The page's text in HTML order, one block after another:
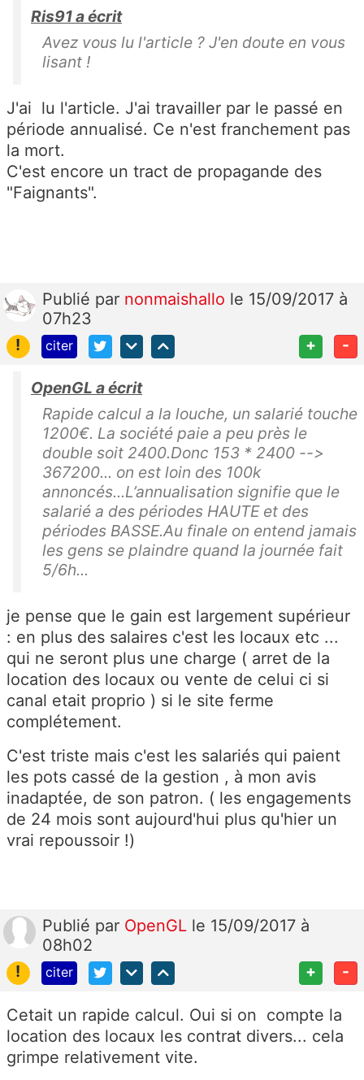
Ris91 a écrit
Avez vous lu l'article ? J'en doute en vous
lisant !
J'ai lu l'article. J'ai travailler par le passé en
période annualisé. Ce n'est franchement pas
la mort.
C'est encore un tract de propagande des
"Faignants".
Publié par nonmaishallo le 15/09/2017 à
07h23
!
citer + -
OpenGL a écrit
Rapide calcul a la louche, un salarié touche
1200€. La société paie a peu près le
double soit 2400.Donc 153 * 2400 -->
367200... on est loin des 100k
annoncés...L’annualisation signifie que le
salarié a des périodes HAUTE et des
périodes BASSE.Au finale on entend jamais
les gens se plaindre quand la journée fait
5/6h...
je pense que le gain est largement supérieur
: en plus des salaires c'est les locaux etc ...
qui ne seront plus une charge ( arret de la
location des locaux ou vente de celui ci si
canal etait proprio ) si le site ferme
complétement.
C'est triste mais c'est les salariés qui paient
les pots cassé de la gestion , à mon avis
inadaptée, de son patron. ( les engagements
de 24 mois sont aujourd'hui plus qu'hier un
vrai repoussoir !)
Publié par OpenGL le 15/09/2017 à
08h02
!
citer + -
Cetait un rapide calcul. Oui si on compte la
location des locaux les contrat divers... cela
grimpe relativement vite.